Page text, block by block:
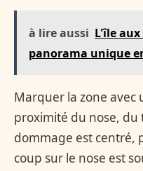
à lire aussi L'île
panorama unique
Marquer la zone avec
proximité du nose, du
dommage est centré,
coup sur le nose est